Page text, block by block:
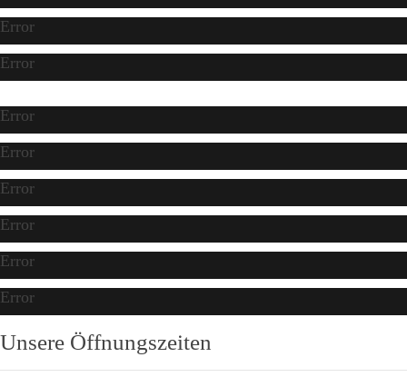
Error
Error
Error
Error
Error
Error
Error
Error
Unsere Öffnungszeiten